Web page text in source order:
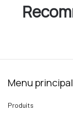
Menu principal
Produits